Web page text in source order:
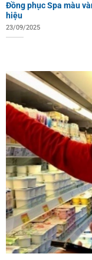
Đồng phục Spa màu
hiệu
23/09/2025